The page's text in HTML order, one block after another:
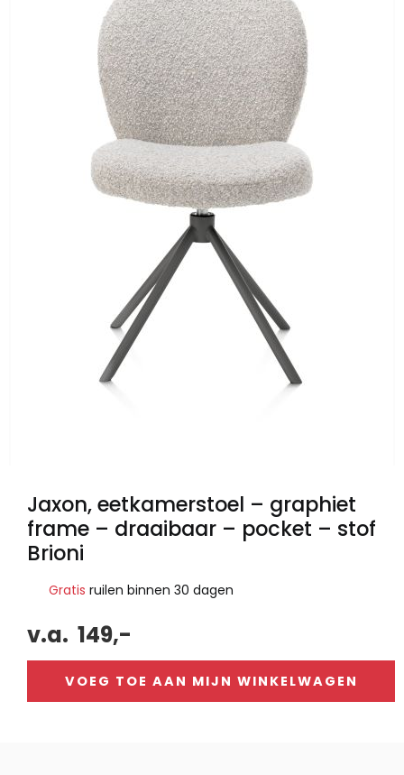
Jaxon, eetkamerstoel – graphiet
frame – draaibaar – pocket – stof
Brioni
Gratis ruilen binnen 30 dagen
v.a. 149,-
VOEG TOE AAN MIJN WINKELWAGEN